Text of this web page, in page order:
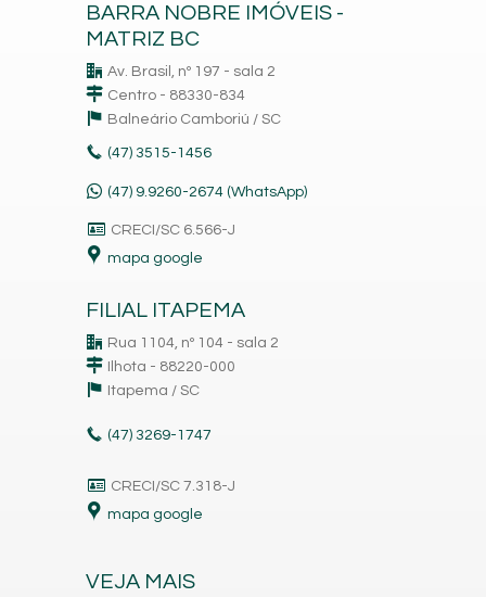
BARRA NOBRE IMÓVEIS -
MATRIZ BC
Av. Brasil, nº 197 - sala 2
Centro - 88330-834
Balneário Camboriú / SC
(47) 3515-1456
(47) 9.9260-2674 (WhatsApp)
CRECI/SC 6.566-J
mapa google
FILIAL ITAPEMA
Rua 1104, nº 104 - sala 2
Ilhota - 88220-000
Itapema / SC
(47) 3269-1747
CRECI/SC 7.318-J
mapa google
VEJA MAIS